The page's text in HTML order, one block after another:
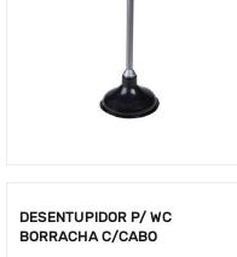
DESENTUPIDOR P/ WC
BORRACHA C/CABO